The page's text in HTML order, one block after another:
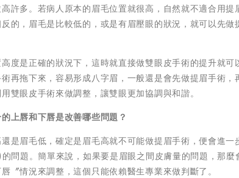
許多。若病人原本的眉毛位置就很高，自然就不適合用
的，眉毛是比較低的，或是有眉壓眼的狀況，就可以先
度是正確的狀況下，這時就直接做雙眼皮手術的提升就
再拖下來，容易形成八字眉，一般還是會先做提眉手術
雙眼皮手術來做調整，讓雙眼更加協調與和諧。
上唇和下唇是改善哪些問題？
是眉毛低，確定是眉毛高就不可能做提眉手術，便會進
問題。簡單來說，如果要是眉眼之間皮膚量的問題，那
〞情況來調整，這個只能依賴醫生專業來做判斷了。